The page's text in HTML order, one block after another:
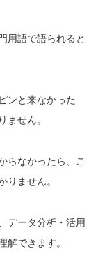
用語で語られると
ンと来なかった
ません。
らなかったら、こ
りません。
データ分析・活用
解できます。